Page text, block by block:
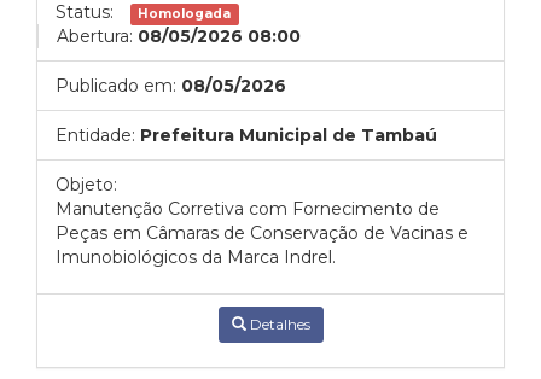
Status: Homologada
Abertura: 08/05/2026 08:00
Publicado em: 08/05/2026
Entidade: Prefeitura Municipal de Tambaú
Objeto:
Manutenção Corretiva com Fornecimento de
Peças em Câmaras de Conservação de Vacinas e
Imunobiológicos da Marca Indrel.
Detalhes